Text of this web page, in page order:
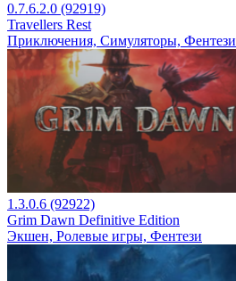
0.7.6.2.0 (92919)
Travellers Rest
Приключения, Симуляторы, Фентези
1.3.0.6 (92922)
Grim Dawn Definitive Edition
Экшен, Ролевые игры, Фентези